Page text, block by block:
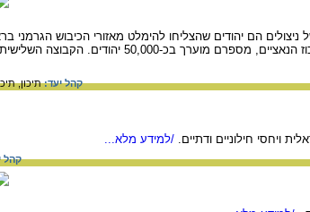
ניצולים הם יהודים שהצליחו להימלט מאזורי הכיבוש
250,000 – 200,000 יהודים. קבוצת הניצולים השנייה בגודלה היא של ניצולי
קהל יעד:תיכון,
חילוניים ודתיים. /למידע מלא...
קהל